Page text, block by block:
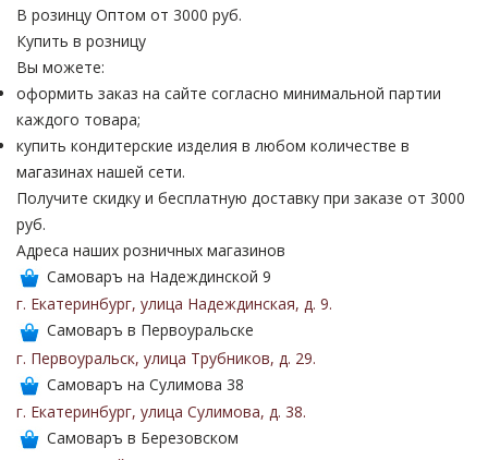
В розинцу Оптом от 3000 руб.
Купить в розницу
Вы можете:
оформить заказ на сайте согласно минимальной партии
каждого товара;
купить кондитерские изделия в любом количестве в
магазинах нашей сети.
Получите скидку и бесплатную доставку при заказе от 3000
руб.
Адреса наших розничных магазинов
Самоваръ на Надеждинской 9
г. Екатеринбург, улица Надеждинская, д. 9.
Самоваръ в Первоуральске
г. Первоуральск, улица Трубников, д. 29.
Самоваръ на Сулимова 38
г. Екатеринбург, улица Сулимова, д. 38.
Самоваръ в Березовском